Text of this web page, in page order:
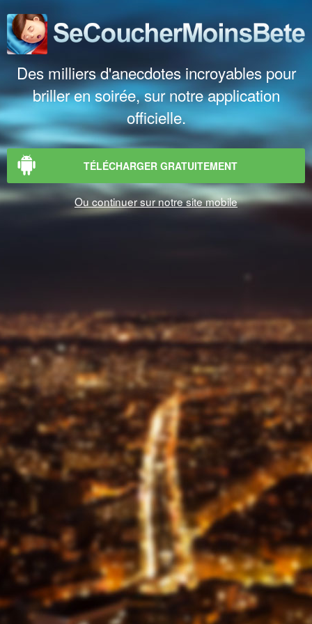
Des milliers d'anecdotes incroyables pour
briller en soirée, sur notre application
officielle.
TÉLÉCHARGER GRATUITEMENT
Ou continuer sur notre site mobile